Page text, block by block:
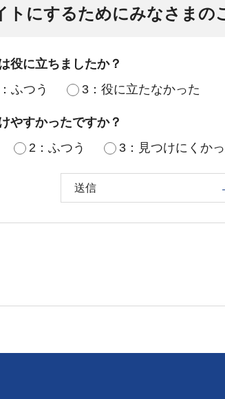
トにするためにみなさまの
役に立ちましたか？
ふつう 3：役に立たなかった
やすかったですか？
2：ふつう 3：見つけにくか